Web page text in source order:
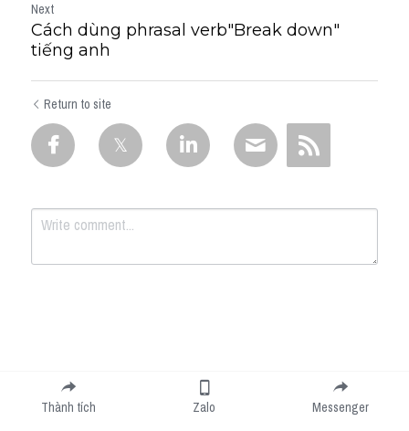
Next
Cách dùng phrasal verb"Break down"
tiếng anh
Return to site
Submit
Thành tích Zalo Messenger